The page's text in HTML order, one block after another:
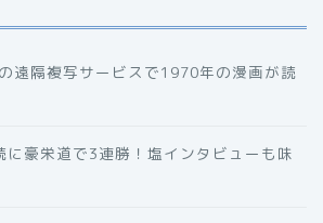
遠隔複写サービスで1970年の漫画が読
に豪栄道で3連勝！塩インタビューも味